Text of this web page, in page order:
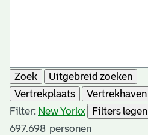
Zoek
Uitgebreid zoeken
Vertrekplaats
Vertrekhaven
Filter: New Yorkx
Filters legen
697.698 personen